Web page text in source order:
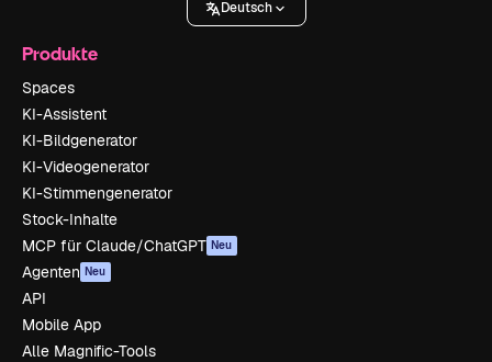
Deutsch
Produkte
Spaces
KI-Assistent
KI-Bildgenerator
KI-Videogenerator
KI-Stimmengenerator
Stock-Inhalte
MCP für Claude/ChatGPT Neu
Agenten Neu
API
Mobile App
Alle Magnific-Tools